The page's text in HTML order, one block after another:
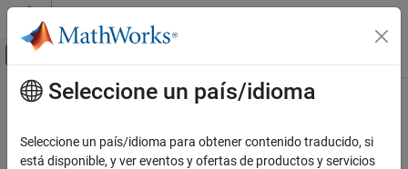
Saltar al contenido
Mostrar/ocultar menú de navegación
Inicio de Documentación
Contenido principal
Seleccione un país/idioma
Seleccione un país/idioma para obtener contenido traducido, si
está disponible, y ver eventos y ofertas de productos y servicios